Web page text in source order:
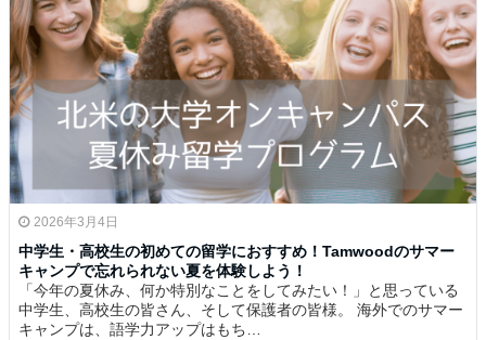
2026年3月4日
中学生・高校生の初めての留学におすすめ！Tamwoodのサマー
キャンプで忘れられない夏を体験しよう！
「今年の夏休み、何か特別なことをしてみたい！」と思っている
中学生、高校生の皆さん、そして保護者の皆様。 海外でのサマー
キャンプは、語学力アップはもち…